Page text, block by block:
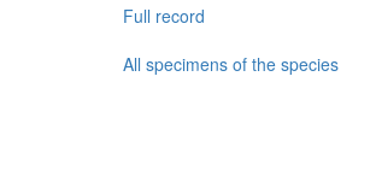
Full record
All specimens of the species